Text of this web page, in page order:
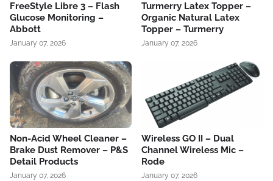
FreeStyle Libre 3 – Flash
Glucose Monitoring –
Abbott
January 07, 2026
Turmerry Latex Topper –
Organic Natural Latex
Topper – Turmerry
January 07, 2026
Non-Acid Wheel Cleaner –
Brake Dust Remover – P&S
Detail Products
January 07, 2026
Wireless GO II – Dual
Channel Wireless Mic –
Rode
January 07, 2026